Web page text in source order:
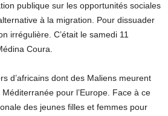
publique sur les opportunités sociales
à la migration. Pour dissuader
irrégulière. C’était le samedi 11
Coura.
d’africains dont des Maliens meurent
pour l’Europe. Face à ce
des jeunes filles et femmes pour